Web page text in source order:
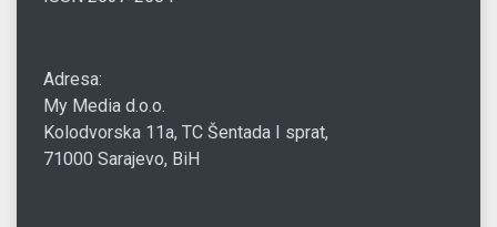
Adresa:
My Media d.o.o.
Kolodvorska 11a, TC Šentada I sprat,
71000 Sarajevo, BiH